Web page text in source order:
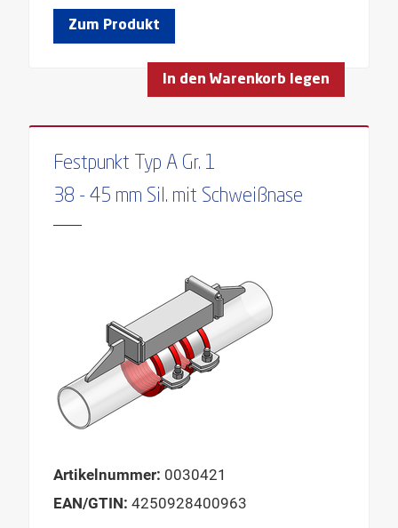
Zum Produkt
In den Warenkorb legen
Festpunkt Typ A Gr. 1
38 - 45 mm Sil. mit Schweißnase
Artikelnummer: 0030421
EAN/GTIN: 4250928400963